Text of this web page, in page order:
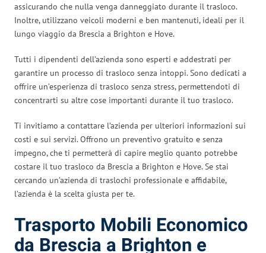
assicurando che nulla venga danneggiato durante il trasloco.
Inoltre, utilizzano veicoli moderni e ben mantenuti, ideali per il
lungo viaggio da Brescia a Brighton e Hove.
Tutti i dipendenti dell’azienda sono esperti e addestrati per
garantire un processo di trasloco senza intoppi. Sono dedicati a
offrire un’esperienza di trasloco senza stress, permettendoti di
concentrarti su altre cose importanti durante il tuo trasloco.
Ti invitiamo a contattare l’azienda per ulteriori informazioni sui
costi e sui servizi. Offrono un preventivo gratuito e senza
impegno, che ti permetterà di capire meglio quanto potrebbe
costare il tuo trasloco da Brescia a Brighton e Hove. Se stai
cercando un’azienda di traslochi professionale e affidabile,
l’azienda è la scelta giusta per te.
Trasporto Mobili Economico
da Brescia a Brighton e